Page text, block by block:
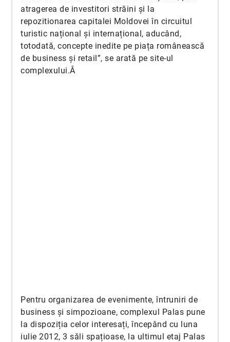
atragerea de investitori străini și la
repozitionarea capitalei Moldovei în circuitul
turistic național și internațional, aducând,
totodată, concepte inedite pe piața românească
de business și retail”, se arată pe site-ul
complexului.Â
Pentru organizarea de evenimente, întruniri de
business și simpozioane, complexul Palas pune
la dispoziția celor interesați, începând cu luna
iulie 2012, 3 săli spațioase, la ultimul etaj Palas